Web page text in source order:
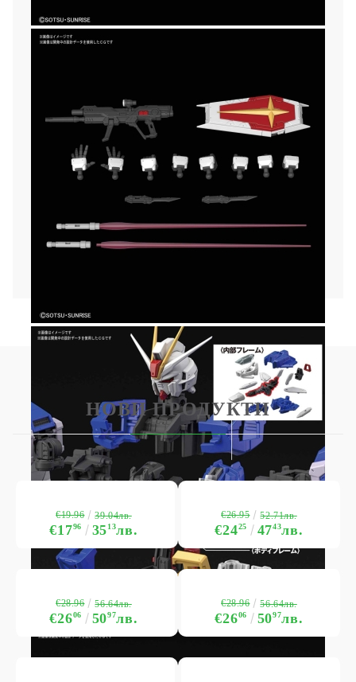
Кутията съдържа:
Материал: PE, PP, PS
Размер: 1/144
Допълнителна информация:
подръчни материали (клещи, маркери,
бойчки и др.)
НОВИ ПРОДУКТИ
€1796 3513лв.
€19.96 39.04лв.
€2425 4743лв.
€26.95 52.71лв.
€2606 5097лв.
€28.96 56.64лв.
€2606 5097лв.
€28.96 56.64лв.